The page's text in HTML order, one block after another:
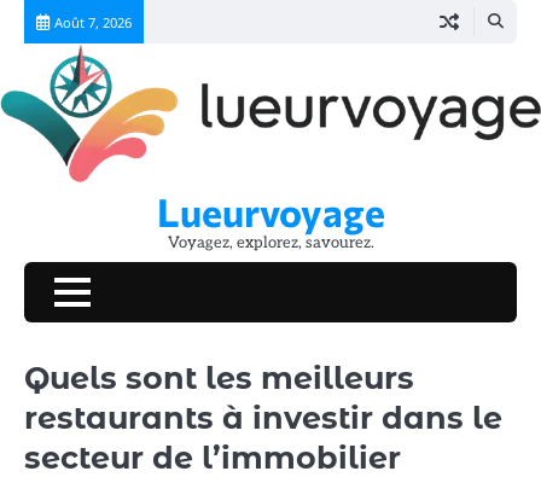
Skip
content
Août 7, 2026
Lueurvoyage
Voyagez, explorez, savourez.
Quels sont les meilleurs
restaurants à investir dans le
secteur de l’immobilier